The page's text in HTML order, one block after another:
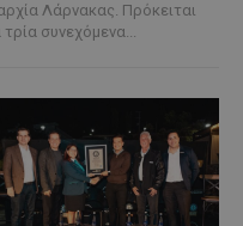
Λάρνακας. Πρόκειται
τρία συνεχόμενα...